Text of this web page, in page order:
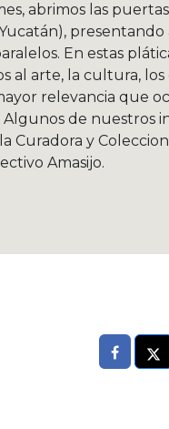
abrimos las
presentando
En estas
al arte, la cultura, los
relevancia que
de nuestros
Curadora y
Amasijo.